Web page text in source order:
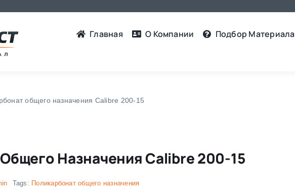
Главная О Компании Подбор Материалa
общего назначения Calibre 200-15
Назначения Calibre 200-15
Tags: Поликарбонат общего назначения